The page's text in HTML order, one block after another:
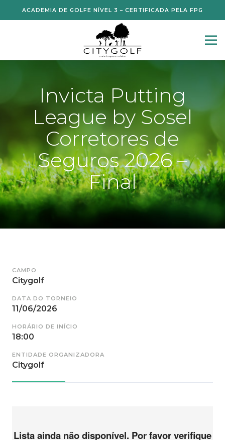
ACADEMIA DE GOLFE NÍVEL 3 – CERTIFICADA PELA FPG
Invicta Putting
League by Sosel
Corretores de
Seguros 2026 –
Final
CAMPO
Citygolf
DATA DO TORNEIO
11/06/2026
HORÁRIO DE INÍCIO
18:00
ENTIDADE ORGANIZADORA
Citygolf